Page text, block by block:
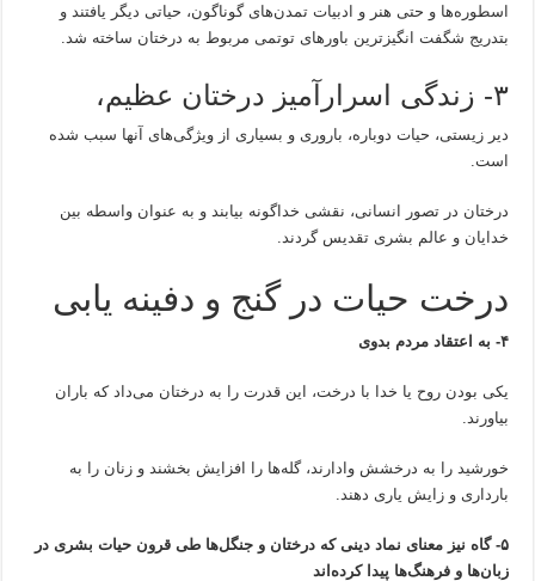
اسطوره‌ها و حتی هنر و ادبیات تمدن‌های گوناگون، حیاتی دیگر یافتند و
بتدریج شگفت انگیزترین باور‌های توتمی ‌مربوط به درختان ساخته شد.
۳- زندگی اسرارآمیز درختان عظیم،
دیر زیستی، حیات دوباره، باروری و بسیاری از ویژگی‌های آنها سبب شده
است.
درختان در تصور انسانی، نقشی خداگونه بیابند و به عنوان واسطه بین
خدایان و عالم بشری تقدیس گردند.
درخت حیات در گنج و دفینه یابی
۴- به اعتقاد مردم بدوی
یکی بودن روح یا خدا با درخت، این قدرت را به درختان می‌داد که باران
بیاورند.
خورشید را به درخشش وادارند، گله‌ها را افزایش بخشند و زنان را به
بارداری و زایش یاری دهند.
۵- گاه نیز معنای نماد دینی که درختان و جنگل‌ها طی قرون حیات بشری در
زبان‌ها و فرهنگ‌ها پیدا کرده‌اند